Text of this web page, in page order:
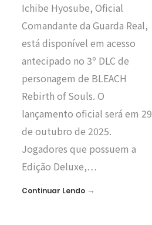
Ichibe Hyosube, Oficial
Comandante da Guarda Real,
está disponível em acesso
antecipado no 3º DLC de
personagem de BLEACH
Rebirth of Souls. O
lançamento oficial será em 29
de outubro de 2025.
Jogadores que possuem a
Edição Deluxe,…
Continuar Lendo→